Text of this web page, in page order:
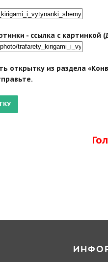
- ссылка с
открытку из раздела